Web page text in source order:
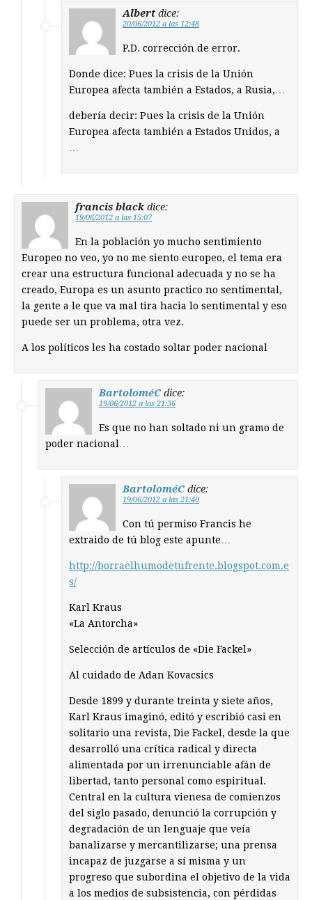
Albert dice:
20/06/2012 a las 12:48
P.D. corrección de error.
Donde dice: Pues la crisis de la Unión
Europea afecta también a Estados, a Rusia,…
debería decir: Pues la crisis de la Unión
Europea afecta también a Estados Unidos, a
francis black dice:
19/06/2012 a las 15:07
En la población yo mucho sentimiento
Europeo no veo, yo no me siento europeo, el tema era
crear una estructura funcional adecuada y no se ha
creado, Europa es un asunto practico no sentimental,
la gente a le que va mal tira hacia lo sentimental y eso
puede ser un problema, otra vez.
A los políticos les ha costado soltar poder nacional
BartoloméC dice:
19/06/2012 a las 21:36
Es que no han soltado ni un gramo de
poder nacional…
BartoloméC dice:
19/06/2012 a las 21:40
Con tú permiso Francis he
extraido de tú blog este apunte…
http://borraelhumodetufrente.blogspot.com.e
s/
Karl Kraus
«La Antorcha»
Selección de artículos de «Die Fackel»
Al cuidado de Adan Kovacsics
Desde 1899 y durante treinta y siete años,
Karl Kraus imaginó, editó y escribió casi en
solitario una revista, Die Fackel, desde la que
desarrolló una crítica radical y directa
alimentada por un irrenunciable afán de
libertad, tanto personal como espiritual.
Central en la cultura vienesa de comienzos
del siglo pasado, denunció la corrupción y
degradación de un lenguaje que veía
banalizarse y mercantilizarse; una prensa
incapaz de juzgarse a sí misma y un
progreso que subordina el objetivo de la vida
a los medios de subsistencia, con pérdidas